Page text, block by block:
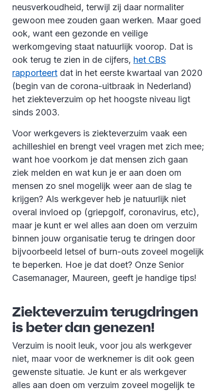
neusverkoudheid, terwijl zij daar normaliter
gewoon mee zouden gaan werken. Maar goed
ook, want een gezonde en veilige
werkomgeving staat natuurlijk voorop. Dat is
ook terug te zien in de cijfers, het CBS
rapporteert dat in het eerste kwartaal van 2020
(begin van de corona-uitbraak in Nederland)
het ziekteverzuim op het hoogste niveau ligt
sinds 2003.
Voor werkgevers is ziekteverzuim vaak een
achilleshiel en brengt veel vragen met zich mee;
want hoe voorkom je dat mensen zich gaan
ziek melden en wat kun je er aan doen om
mensen zo snel mogelijk weer aan de slag te
krijgen? Als werkgever heb je natuurlijk niet
overal invloed op (griepgolf, coronavirus, etc),
maar je kunt er wel alles aan doen om verzuim
binnen jouw organisatie terug te dringen door
bijvoorbeeld letsel of burn-outs zoveel mogelijk
te beperken. Hoe je dat doet? Onze Senior
Casemanager, Maureen, geeft je handige tips!
Ziekteverzuim terugdringen
is beter dan genezen!
Verzuim is nooit leuk, voor jou als werkgever
niet, maar voor de werknemer is dit ook geen
gewenste situatie. Je kunt er als werkgever
alles aan doen om verzuim zoveel mogelijk te